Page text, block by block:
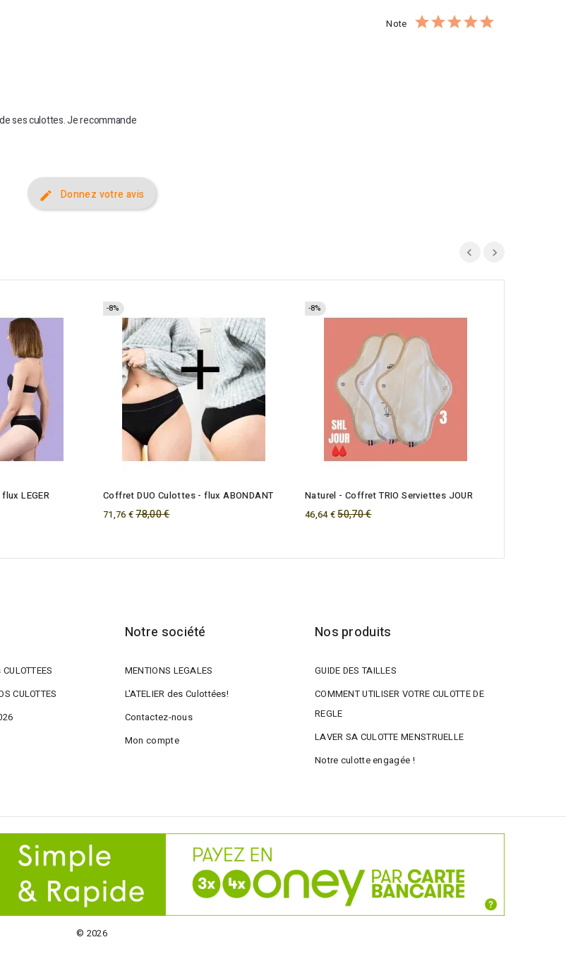
Note
ses culottes. Je recommande
Donnez votre avis
LEGER
-8%
Coffret DUO Culottes - flux ABONDANT
71,76 €Regular
78,00 €
-8%
Naturel - Coffret TRIO Serviettes JOUR
46,64 €Regular
50,70 €
Nos produits
GUIDE DES TAILLES
COMMENT UTILISER VOTRE CULOTTE DE
REGLE
LAVER SA CULOTTE MENSTRUELLE
Notre culotte engagée !
Notre société
MENTIONS LEGALES
L'ATELIER des Culottées!
Contactez-nous
Mon compte
CULOTTES
© 2026